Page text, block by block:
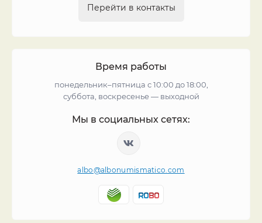
Перейти в контакты
Время работы
понедельник–пятница с 10:00 до 18:00,
суббота, воскресенье — выходной
Мы в социальных сетях:
albo@albonumismatico.com